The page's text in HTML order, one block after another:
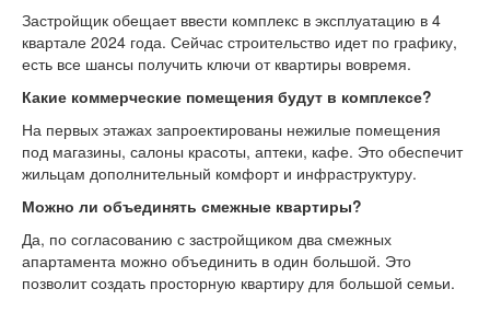
Застройщик обещает ввести комплекс в эксплуатацию в 4
квартале 2024 года. Сейчас строительство идет по графику,
есть все шансы получить ключи от квартиры вовремя.
Какие коммерческие помещения будут в комплексе?
На первых этажах запроектированы нежилые помещения
под магазины, салоны красоты, аптеки, кафе. Это обеспечит
жильцам дополнительный комфорт и инфраструктуру.
Можно ли объединять смежные квартиры?
Да, по согласованию с застройщиком два смежных
апартамента можно объединить в один большой. Это
позволит создать просторную квартиру для большой семьи.